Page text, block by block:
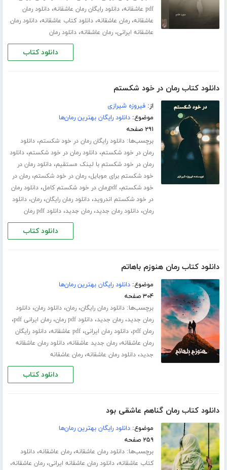
pdf عاشقانه ،دانلود رایگان رمان عاشقانه،دانلود رمان
عاشقانه،رمان عاشقانه،دانلود کتاب عاشقانه،دانلود رمان
عاشقانه ایرانی،رمان عاشقانه،دانلود رمان
دانلود کتاب
دانلود کتاب رمان در خود شکستم
از:فیروزه شیرازی
موضوع:دانلود رایگان بهترین رمان‌ها
۲۹۱ صفحه
برچسب‌ها:دانلود رایگان رمان در خود شکستم،دانلود
رمان در خود شکستم،دانلود رمان در خود شکستم،دانلود
رمان در خود شکستم با لینک مستقیم،دانلود رمان در
خود شکستم برای موبایل،رمان در خود شکستم،رمان در
خود شکستم،pdfرمان در خود شکستم کامل ،دانلود رمان
در خود شکستم اندروید،دانلود رمان رایگان،رمان،دانلود
رمان،دانلود رمان جدید،رمان جدید،دانلود pdf رمان
دانلود کتاب
دانلود کتاب رمان هنوزم باهاتم
موضوع:دانلود رایگان بهترین رمان‌ها
۳۰۴ صفحه
برچسب‌ها:دانلود رمان رایگان،رمان،دانلود رمان،دانلود
رمان جدید،رمان جدید،دانلود pdf رمان ،رمان ایرانی pdf ،
رمان pdf ،دانلود رمان ایرانی،pdf عاشقانه ،دانلود رایگان
رمان عاشقانه،رمان جدید عاشقانه،دانلود رمان عاشقانه
جدید،دانلود رمان عاشقانه،رمان عاشقانه
دانلود کتاب
دانلود کتاب رمان گناهم عاشقی بود
موضوع:دانلود رایگان بهترین رمان‌ها
۲۵۹ صفحه
برچسب‌ها:دانلود رمان عاشقانه،رمان عاشقانه،دانلود
کتاب عاشقانه،دانلود رمان عاشقانه ایرانی،رمان عاشقانه،